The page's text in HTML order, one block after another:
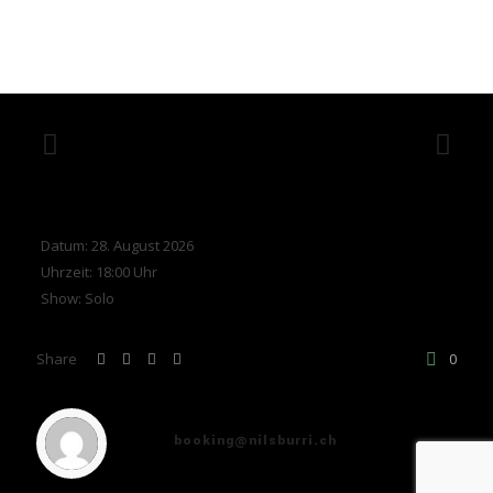
Datum: 28. August 2026
Uhrzeit: 18:00 Uhr
Show: Solo
Share 0
booking@nilsburri.ch